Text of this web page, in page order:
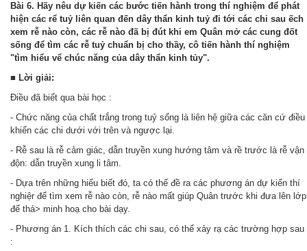
Bài 6. Hãy nêu dự kiến các bước tiến hành trong thí nghiệm để phát
hiện các rể tuỷ liên quan đến dây thẩn kinh tuỷ đi tới các chi sau ếch
xem rễ nào còn, các rễ nào đã bị đút khi em Quân mở các cung đốt
sống để tìm các rễ tuỷ chuẩn bị cho thầy, cô tiến hành thí nghiệm
"tìm hiểu vể chúc năng của dây thẩn kinh tủy".
■ Lời giải:
Điều đã biết qua bài học :
- Chức năng của chất trắng trong tuỷ sống là liên hệ giữa các căn cứ điều
khiển các chi dưới với trên và ngược lại.
- Rễ sau là rễ cảm giác, dẫn truyền xung hướng tâm và rề trước là rễ vận
độn: dẫn truyền xung li tâm.
- Dựa trên những hiểu biết đó, ta có thể đề ra các phương án dự kiến thí
nghiệr để tìm xem rễ nào còn, rễ nào mất giúp Quân trước khi đưa lên lớp
để thá> minh hoạ cho bài dạy.
- Phương án 1. Kích thích các chi sau, có thể xảy rạ các trường hợp sau
: